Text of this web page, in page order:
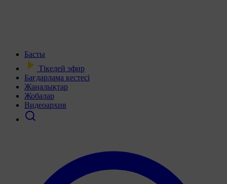
Басты
Тікелей эфир
Бағдарлама кестесі
Жаңалықтар
Жобалар
Видеоархив